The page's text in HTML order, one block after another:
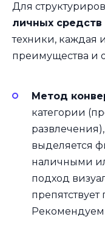
Для
личных средств
техники, каждая
преимущества и
Метод
категории
выделяется
наличными
подход
препятствует